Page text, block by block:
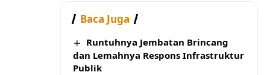
Baca Juga
Runtuhnya Jembatan Brincang
dan Lemahnya Respons Infrastruktur
Publik